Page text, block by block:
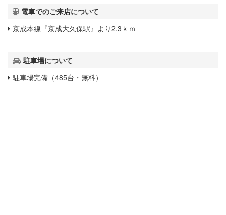
電車でのご来店について
京成本線『京成大久保駅』より2.3ｋｍ
駐車場について
駐車場完備（485台・無料）